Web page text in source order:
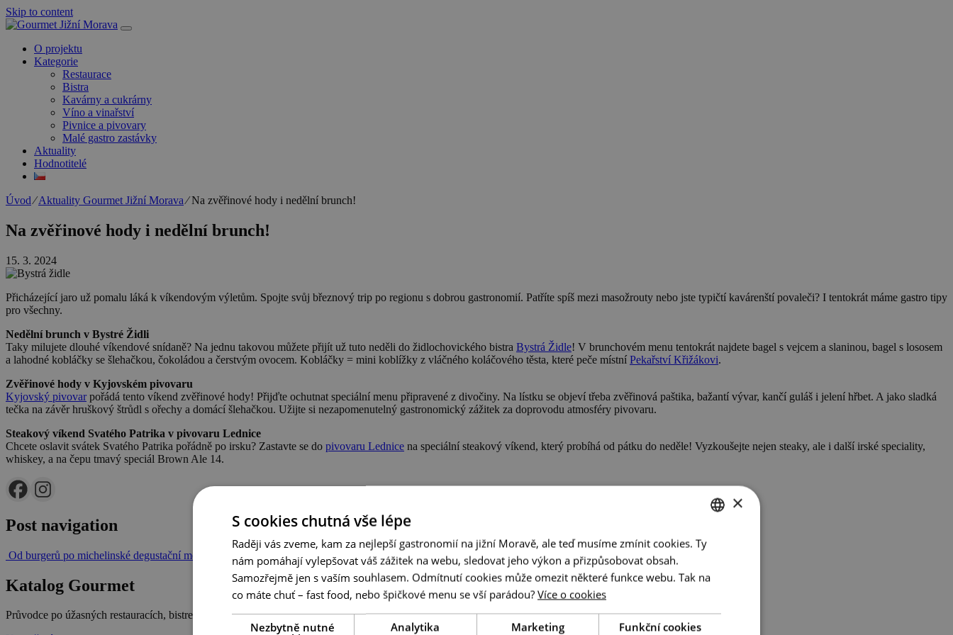
Skip to content
O projektu
Kategorie
Restaurace
Bistra
Kavárny a cukrárny
Víno a vinařství
Pivnice a pivovary
Malé gastro zastávky
Aktuality
Hodnotitelé
Úvod⁄Aktuality Gourmet Jižní Morava⁄Na zvěřinové hody i nedělní brunch!
Na zvěřinové hody i nedělní brunch!
15. 3. 2024
Přicházející jaro už pomalu láká k víkendovým výletům. Spojte svůj březnový trip po regionu s dobrou gastronomií. Patříte spíš mezi masožrouty nebo jste typičtí kavárenští povaleči? I tentokrát máme gastro tipy
pro všechny.
Nedělní brunch v Bystré Židli
Taky milujete dlouhé víkendové snídaně? Na jednu takovou můžete přijít už tuto neděli do židlochovického bistra Bystrá Židle! V brunchovém menu tentokrát najdete bagel s vejcem a slaninou, bagel s lososem
a lahodné kobláčky se šlehačkou, čokoládou a čerstvým ovocem. Kobláčky = mini koblížky z vláčného koláčového těsta, které peče místní Pekařství Křižákovi.
Zvěřinové hody v Kyjovském pivovaru
Kyjovský pivovarpořádá tento víkend zvěřinové hody! Přijďte ochutnat speciální menu připravené z divočiny. Na lístku se objeví třeba zvěřinová paštika, bažantí vývar, kančí guláš i jelení hřbet. A jako sladká
tečka na závěr hruškový štrůdl s ořechy a domácí šlehačkou. Užijte si nezapomenutelný gastronomický zážitek za doprovodu atmosféry pivovaru.
Steakový víkend Svatého Patrika v pivovaru Lednice
Chcete oslavit svátek Svatého Patrika pořádně po irsku? Zastavte se do pivovaru Lednice na speciální steakový víkend, který probíhá od pátku do neděle! Vyzkoušejte nejen steaky, ale i další irské speciality,
whiskey, a na čepu tmavý speciál Brown Ale 14.
Post navigation
Od burgerů po michelinské degustační menu! Slavnosti mandloní a vína 2024
Katalog Gourmet
Průvodce po úžasných restauracích, bistrech, kavárnách, vinařstvích a vinotékách, pivnicích a pivovarech jižní Moravy!
CZECH
×
S cookies chutná vše lépe
Raději vás zveme, kam za nejlepší gastronomií na jižní Moravě, ale teď musíme zmínit cookies. Ty
nám pomáhají vylepšovat váš zážitek na webu, sledovat jeho výkon a přizpůsobovat obsah.
Samozřejmě jen s vaším souhlasem. Odmítnutí cookies může omezit některé funkce webu. Tak na
co máte chuť – fast food, nebo špičkové menu se vší parádou? Více o cookies
Nezbytně nutné
Analytika Marketing Funkční cookies